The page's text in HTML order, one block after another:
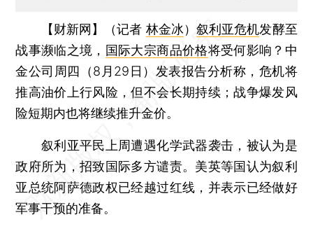
【财新网】（记者 林金冰） 叙利亚危机发酵至
战事濒临之境， 国际大宗商品价格将受何影响？中
金公司周四（8月29日）发表报告分析称，危机将
推高油价上行风险，但不会长期持续；战争爆发风
险短期内也将继续推升金价。
叙利亚平民上周遭遇化学武器袭击，被认为是
政府所为，招致国际多方谴责。美英等国认为叙利
亚总统阿萨德政权已经越过红线，并表示已经做好
军事干预的准备。